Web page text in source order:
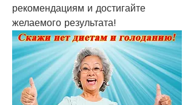
рекомендациям и достигайте
желаемого результата!